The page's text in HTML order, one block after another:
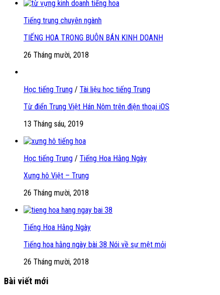
Tiếng trung chuyên ngành
TIẾNG HOA TRONG BUÔN BÁN KINH DOANH
26 Tháng mười, 2018
Học tiếng Trung / Tài liệu học tiếng Trung
Từ điển Trung Việt Hán Nôm trên điện thoại iOS
13 Tháng sáu, 2019
Học tiếng Trung / Tiếng Hoa Hằng Ngày
Xưng hô Việt – Trung
26 Tháng mười, 2018
Tiếng Hoa Hằng Ngày
Tiếng hoa hằng ngày bài 38 Nói về sự mệt mỏi
26 Tháng mười, 2018
Bài viết mới